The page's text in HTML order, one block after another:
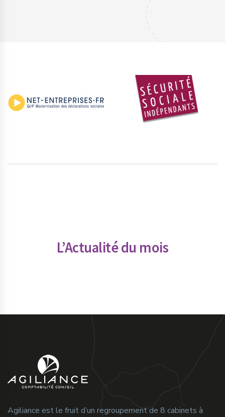
L’Actualité du mois
Agiliance est le fruit d’un regroupement de 8 cabinets à